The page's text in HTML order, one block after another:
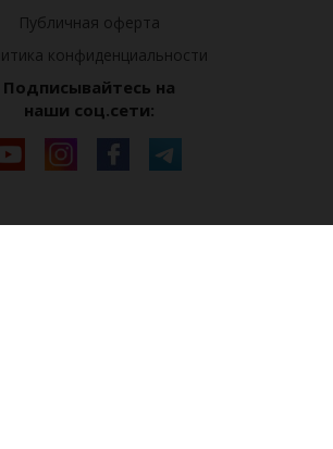
Публичная оферта
конфиденциальности
Подписывайтесь на
наши соц.сети: